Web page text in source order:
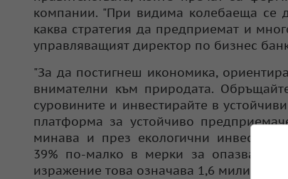
компании. "При видима колебаеща се
каква стратегия да предприемат и
управляващият директор по бизнес
"За да постигнеш икономика,
внимателни към природата.
суровините и инвестирайте в
платформа за устойчиво
минава и през екологични
39% по-малко в мерки за опазване
изражение това означава 1,6 милиарда